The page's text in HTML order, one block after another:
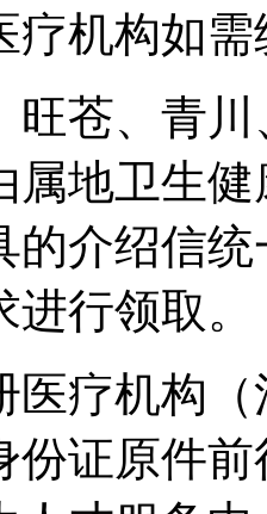
疗机构如
旺苍、青
属地卫生
的介绍信
行领取。
医疗机构
份证原件